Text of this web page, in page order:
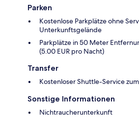
Parken
Kostenlose Parkplätze ohne
Unterkunftsgelände
Parkplätze in 50 Meter
(5.00 EUR pro Nacht)
Transfer
Kostenloser Shuttle-Service
Sonstige Informationen
Nichtraucherunterkunft